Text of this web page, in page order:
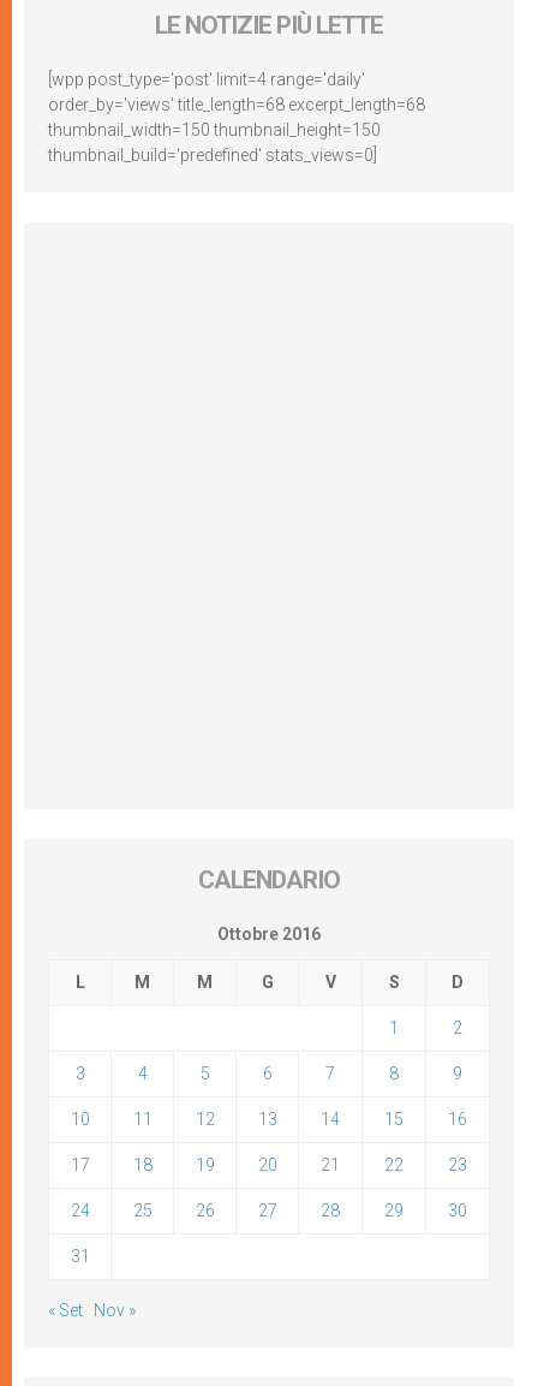
LE NOTIZIE PIÙ LETTE
[wpp post_type='post' limit=4 range='daily'
order_by='views' title_length=68 excerpt_length=68
thumbnail_width=150 thumbnail_height=150
thumbnail_build='predefined' stats_views=0]
CALENDARIO
Ottobre 2016
L M M G V S D
1 2
3 4 5 6 7 8 9
10 11 12 13 14 15 16
17 18 19 20 21 22 23
24 25 26 27 28 29 30
31
« Set Nov »